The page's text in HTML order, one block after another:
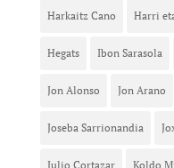
Harkaitz Cano Harri
Hegats Ibon Sarasola
Jon Alonso Jon Arano
Joseba Sarrionandia
Julio Cortazar Koldo